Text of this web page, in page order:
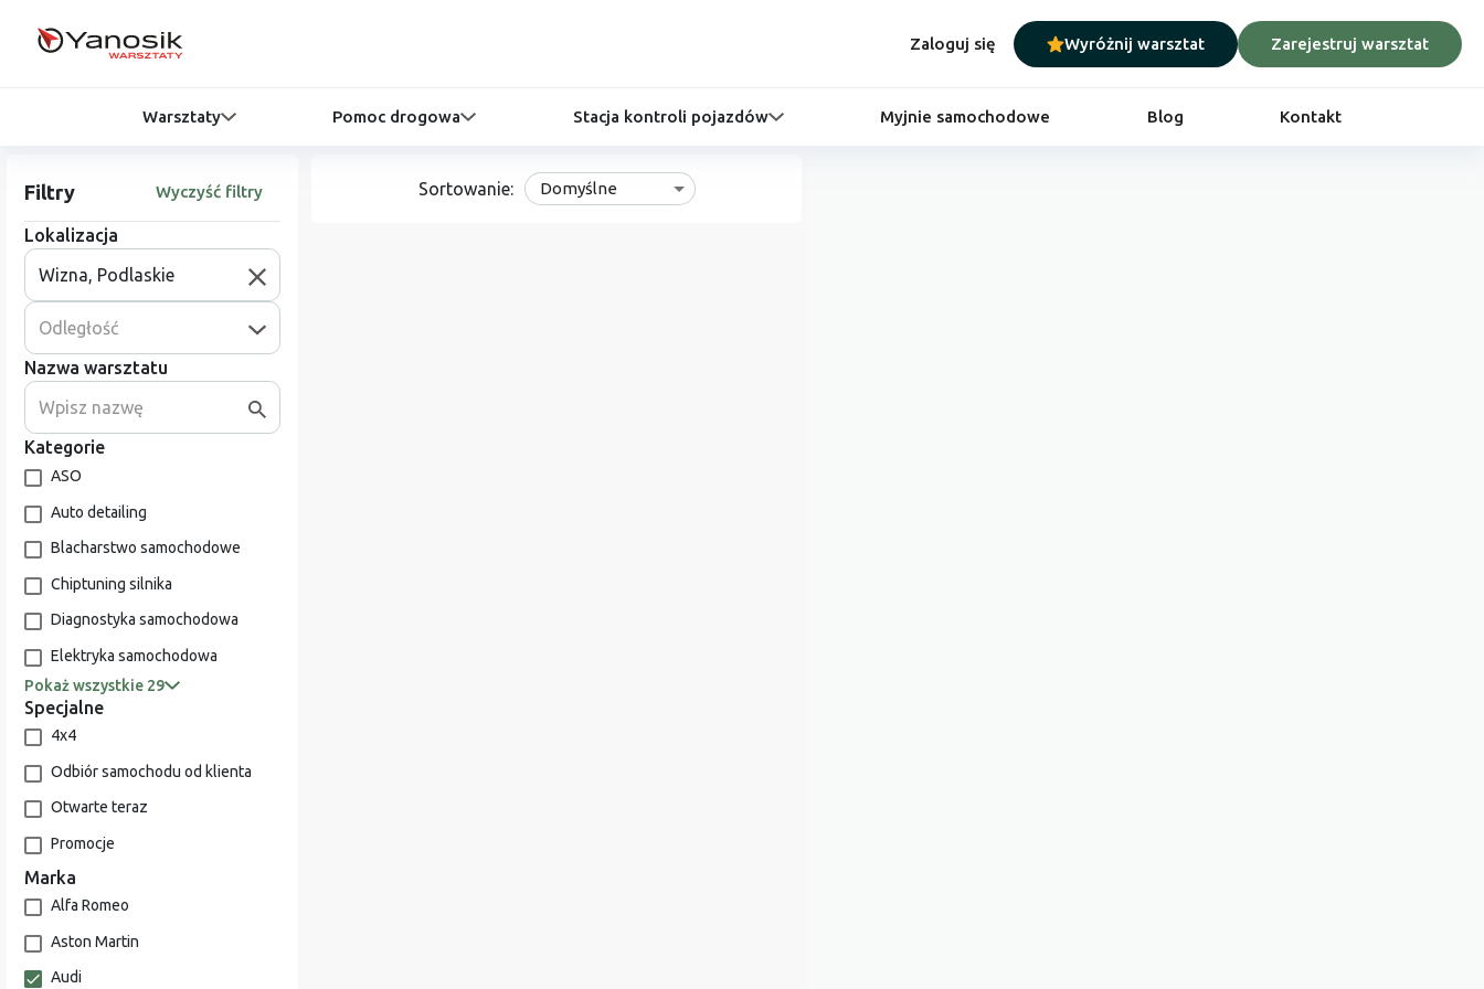
Zaloguj się Wyróżnij warsztat Zarejestruj warsztat
Warsztaty Pomoc drogowa Stacja kontroli pojazdów Myjnie samochodowe Blog Kontakt
Filtry Wyczyść filtry
Lokalizacja
Odległość
Nazwa warsztatu
Kategorie
ASO
Auto detailing
Blacharstwo samochodowe
Chiptuning silnika
Diagnostyka samochodowa
Elektryka samochodowa
Pokaż wszystkie 29
Specjalne
4x4
Odbiór samochodu od klienta
Otwarte teraz
Promocje
Marka
Alfa Romeo
Aston Martin
Audi
Sortowanie: Domyślne